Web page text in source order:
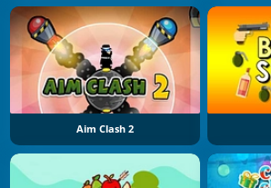
Aim Clash 2